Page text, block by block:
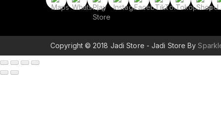
Copyright © 2018 Jadi Store - Jadi Store By